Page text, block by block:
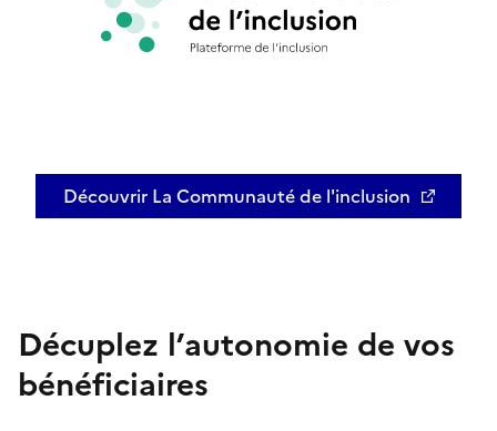
Découvrir La Communauté de l'inclusion
Ouvre une nouvelle fenêtre
Décuplez l’autonomie de vos
bénéficiaires